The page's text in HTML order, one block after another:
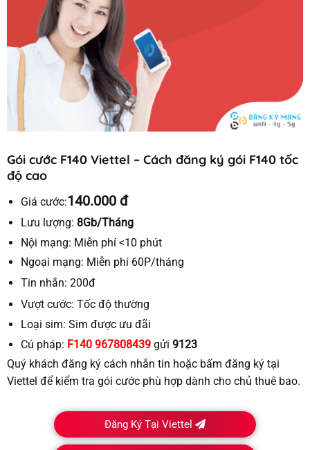
Gói cước F140 Viettel – Cách đăng ký gói F140 tốc
độ cao
Giá cước:140.000 đ
Lưu lượng: 8Gb/Tháng
Nội mạng: Miễn phí <10 phút
Ngoại mạng: Miễn phí 60P/tháng
Tin nhắn: 200đ
Vượt cước: Tốc độ thường
Loại sim:Sim được ưu đãi
Cú pháp: F140 967808439gửi9123
Quý khách đăng ký cách nhắn tin hoặc bấm đăng ký tại
Viettel để kiểm tra gói cước phù hợp dành cho chủ thuê bao.
Đăng Ký Tại Viettel